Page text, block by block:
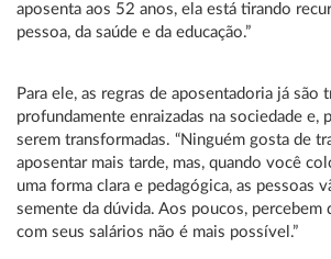
aposenta aos 52 anos, ela está tirando
pessoa, da saúde e da educação.”
Para ele, as regras de aposentadoria já são
profundamente enraizadas na sociedade e,
serem transformadas. “Ninguém gosta de
aposentar mais tarde, mas, quando você
uma forma clara e pedagógica, as pessoas
semente da dúvida. Aos poucos, percebem
com seus salários não é mais possível.”